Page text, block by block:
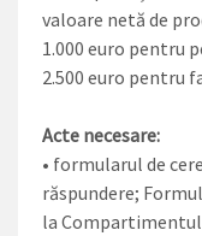
valoare netă de
1.000 euro pentru
2.500 euro pentru
Acte necesare:
• formularul de
răspundere;
la Compartimentul